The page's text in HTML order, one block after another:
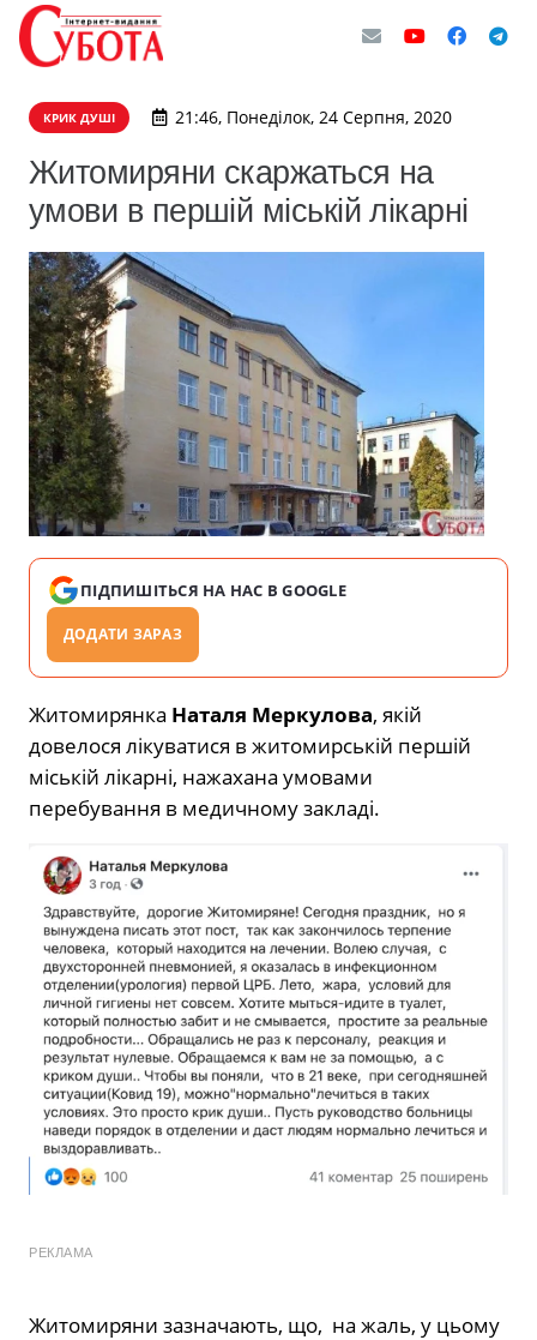
КРИК ДУШІ 21:46, Понеділок, 24 Серпня, 2020
Житомиряни скаржаться на
умови в першій міській лікарні
ПІДПИШІТЬСЯ НА НАС В GOOGLE
ДОДАТИ ЗАРАЗ
Житомирянка Наталя Меркулова, якій
довелося лікуватися в житомирській першій
міській лікарні, нажахана умовами
перебування в медичному закладі.
РЕКЛАМА
Житомиряни зазначають, що, на жаль, у цьому